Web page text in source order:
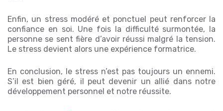
Enfin, un stress modéré et ponctuel peut renforcer la
confiance en soi. Une fois la difficulté surmontée, la
personne se sent fière d’avoir réussi malgré la tension.
Le stress devient alors une expérience formatrice.
En conclusion, le stress n’est pas toujours un ennemi.
S’il est bien géré, il peut devenir un allié dans notre
développement personnel et notre réussite.